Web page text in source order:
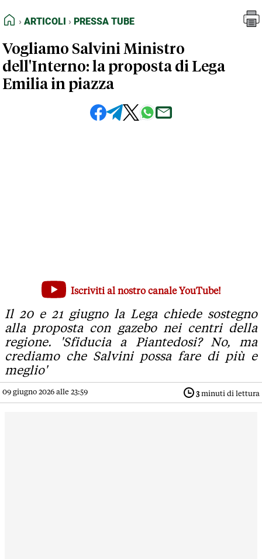
FEED RSS
NORMATIVE DEONTOLOGICHE
TERMINI e CONDIZIONI
Articoli
Pressa Tube
HOME
ARTICOLI PRESSA TUBE
Vogliamo Salvini Ministro
dell'Interno: la proposta di Lega
Emilia in piazza
Vogliamo Salvini Ministro dell'Interno: la proposta di Lega
Iscriviti al nostro canale YouTube!
Il 20 e 21 giugno la Lega chiede sostegno
alla proposta con gazebo nei centri della
regione. 'Sfiducia a Piantedosi? No, ma
crediamo che Salvini possa fare di più e
meglio'
09 giugno 2026 alle 23:59 3minuti di lettura